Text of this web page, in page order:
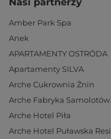
Amber Park Spa
Anek
APARTAMENTY OSTRÓDA
Apartamenty SILVA
Arche Cukrownia Żnin
Arche Fabryka Samolotów
Arche Hotel Piła
Arche Hotel Puławska